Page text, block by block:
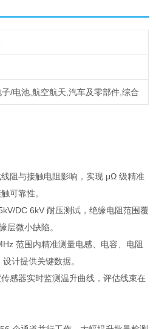
/电池,航空航天,汽车及零部件,综合
阻与接触电阻影响，实现 μΩ 级精准
可靠性。
DC 6kV 耐压测试，绝缘电阻范围覆
层微小缺陷。
范围内精准测量电感、电容、电阻
计提供关键数据。
感器实时监测温升曲线，评估线束在